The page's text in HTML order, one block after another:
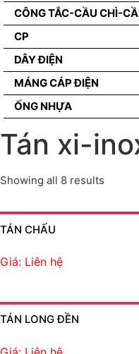
CÔNG TẮC-CẦU CHÌ-
CP
DÂY ĐIỆN
MÁNG CÁP ĐIỆN
ỐNG NHỰA
Tán xi-
Showing all 8 results
TÁN CHẤU
Giá: Liên hệ
TÁN LONG ĐỀN